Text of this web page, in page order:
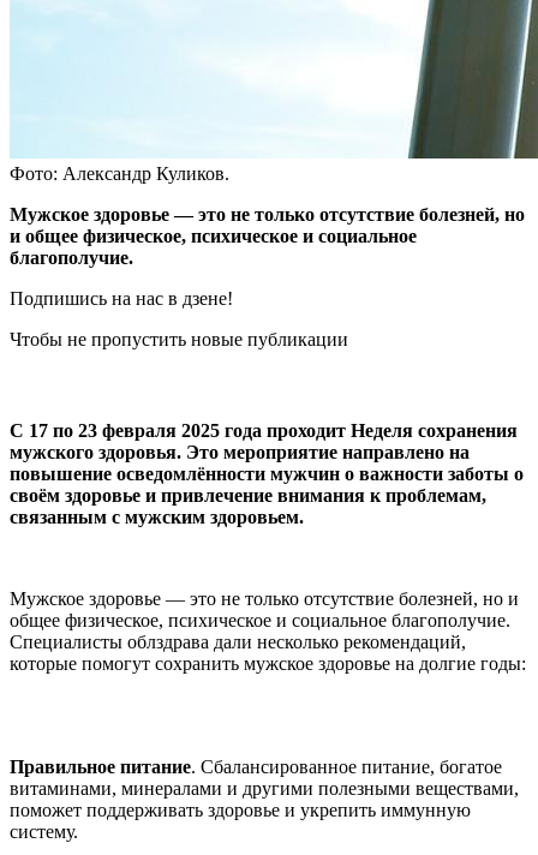
Фото: Александр Куликов.
Мужское здоровье — это не только отсутствие болезней, но
и общее физическое, психическое и социальное
благополучие.
Подпишись на нас в дзене!
Чтобы не пропустить новые публикации
С 17 по 23 февраля 2025 года проходит Неделя сохранения
мужского здоровья. Это мероприятие направлено на
повышение осведомлённости мужчин о важности заботы о
своём здоровье и привлечение внимания к проблемам,
связанным с мужским здоровьем.
Мужское здоровье — это не только отсутствие болезней, но и
общее физическое, психическое и социальное благополучие.
Специалисты облздрава дали несколько рекомендаций,
которые помогут сохранить мужское здоровье на долгие годы:
Правильное питание. Сбалансированное питание, богатое
витаминами, минералами и другими полезными веществами,
поможет поддерживать здоровье и укрепить иммунную
систему.